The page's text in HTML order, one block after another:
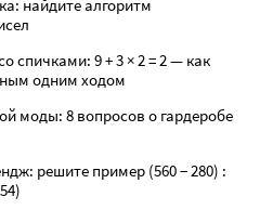
найдите алгоритм
спичками: 9 + 3 × 2 = 2 — как
одним ходом
моды: 8 вопросов о гардеробе
решите пример (560 − 280) :